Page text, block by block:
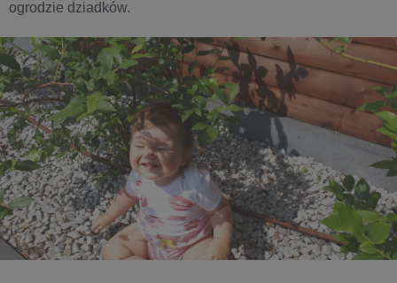
ogrodzie dziadków.